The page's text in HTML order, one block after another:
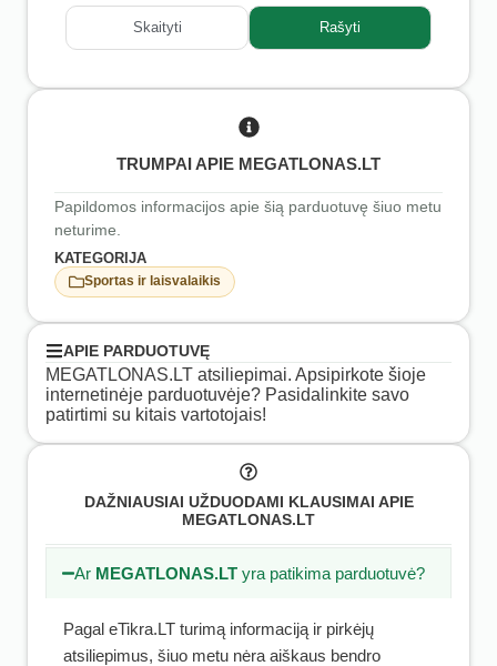
Skaityti Rašyti
TRUMPAI APIE MEGATLONAS.LT
Papildomos informacijos apie šią parduotuvę šiuo metu
neturime.
KATEGORIJA
Sportas ir laisvalaikis
APIE PARDUOTUVĘ
MEGATLONAS.LT atsiliepimai. Apsipirkote šioje
internetinėje parduotuvėje? Pasidalinkite savo
patirtimi su kitais vartotojais!
DAŽNIAUSIAI UŽDUODAMI KLAUSIMAI APIE
MEGATLONAS.LT
Ar MEGATLONAS.LT yra patikima parduotuvė?
Pagal eTikra.LT turimą informaciją ir pirkėjų
atsiliepimus, šiuo metu nėra aiškaus bendro